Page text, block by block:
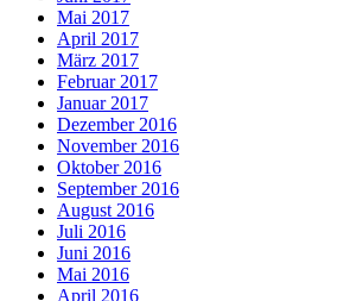
Mai 2017
April 2017
März 2017
Februar 2017
Januar 2017
Dezember 2016
November 2016
Oktober 2016
September 2016
August 2016
Juli 2016
Juni 2016
Mai 2016
April 2016